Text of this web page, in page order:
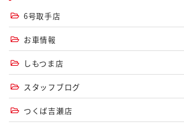
6号取手店
お車情報
しもつま店
スタッフブログ
つくば吉瀬店